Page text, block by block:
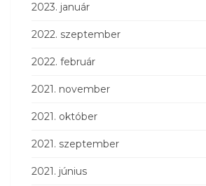
2023. január
2022. szeptember
2022. február
2021. november
2021. október
2021. szeptember
2021. június